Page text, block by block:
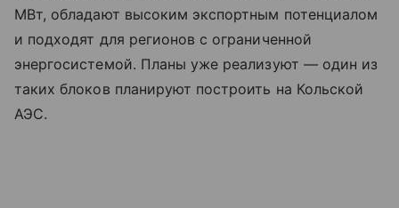
МВт, обладают высоким экспортным потенциалом
и подходят для регионов с ограниченной
энергосистемой. Планы уже реализуют — один из
таких блоков планируют построить на Кольской
АЭС.